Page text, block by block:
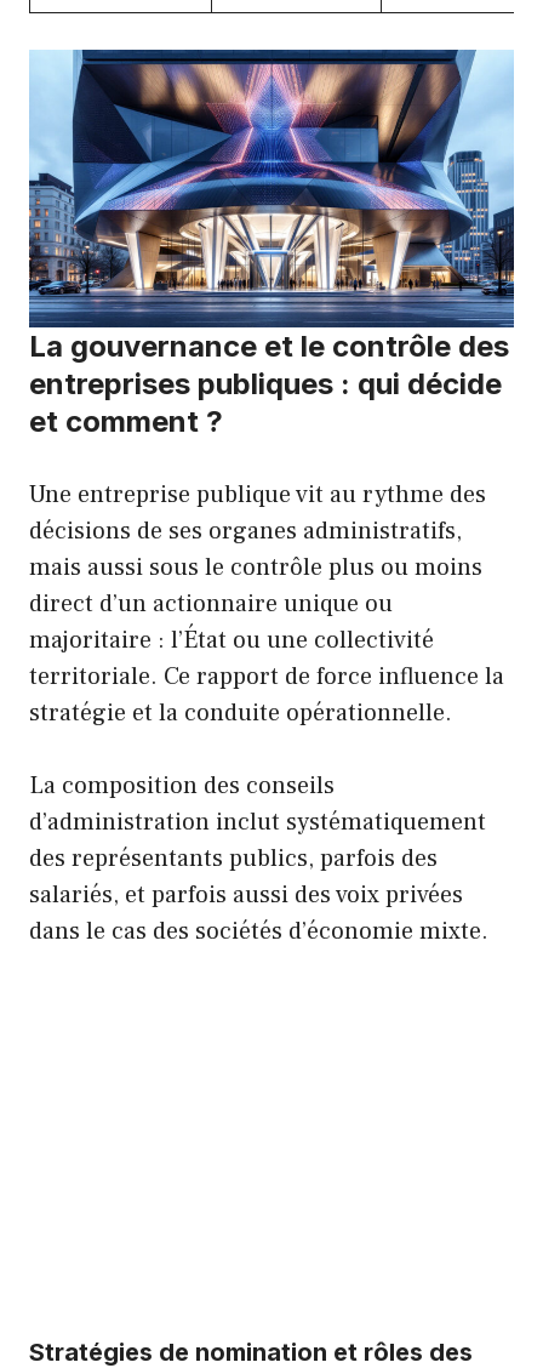
La gouvernance et le contrôle des
entreprises publiques : qui décide
et comment ?
Une entreprise publique vit au rythme des
décisions de ses organes administratifs,
mais aussi sous le contrôle plus ou moins
direct d’un actionnaire unique ou
majoritaire : l’État ou une collectivité
territoriale. Ce rapport de force influence la
stratégie et la conduite opérationnelle.
La composition des conseils
d’administration inclut systématiquement
des représentants publics, parfois des
salariés, et parfois aussi des voix privées
dans le cas des sociétés d’économie mixte.
Stratégies de nomination et rôles des